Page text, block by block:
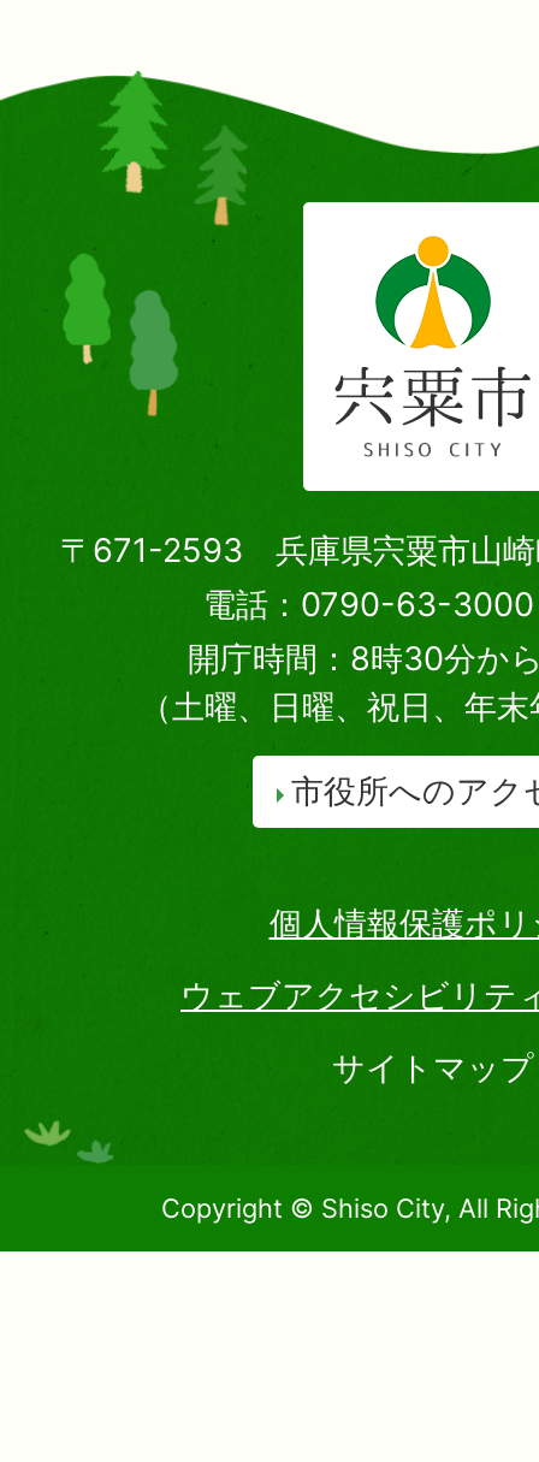
〒671-2593 兵庫県宍粟市山崎
電話：0790-63-3000
開庁時間：8時30分か
（土曜、日曜、祝日、年
市役所へのアク
個人情報保護ポ
ウェブアクセシビリテ
サイトマップ
Copyright © Shiso City, All